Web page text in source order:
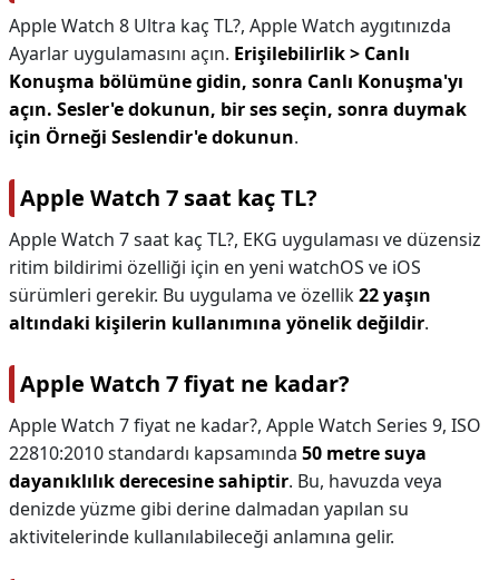
Apple Watch 8 Ultra kaç TL?, Apple Watch aygıtınızda
Ayarlar uygulamasını açın. Erişilebilirlik > Canlı
Konuşma bölümüne gidin, sonra Canlı Konuşma'yı
açın. Sesler'e dokunun, bir ses seçin, sonra duymak
için Örneği Seslendir'e dokunun.
Apple Watch 7 saat kaç TL?
Apple Watch 7 saat kaç TL?, EKG uygulaması ve düzensiz
ritim bildirimi özelliği için en yeni watchOS ve iOS
sürümleri gerekir. Bu uygulama ve özellik22 yaşın
altındaki kişilerin kullanımına yönelik değildir.
Apple Watch 7 fiyat ne kadar?
Apple Watch 7 fiyat ne kadar?, Apple Watch Series 9, ISO
22810:2010 standardı kapsamında 50 metre suya
dayanıklılık derecesine sahiptir. Bu, havuzda veya
denizde yüzme gibi derine dalmadan yapılan su
aktivitelerinde kullanılabileceği anlamına gelir.